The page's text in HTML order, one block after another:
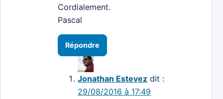
Cordialement.
Pascal
Répondre
Jonathan Estevez dit :
29/08/2016 à 17:49